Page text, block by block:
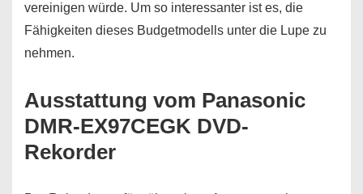
vereinigen würde. Um so interessanter ist es, die
Fähigkeiten dieses Budgetmodells unter die Lupe zu
nehmen.
Ausstattung vom Panasonic
DMR-EX97CEGK DVD-
Rekorder